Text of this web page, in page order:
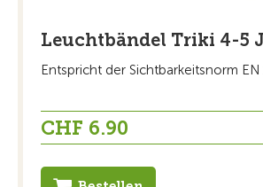
Leuchtbändel Triki 4-5
Entspricht der Sichtbarkeitsnorm EN
CHF 6.90